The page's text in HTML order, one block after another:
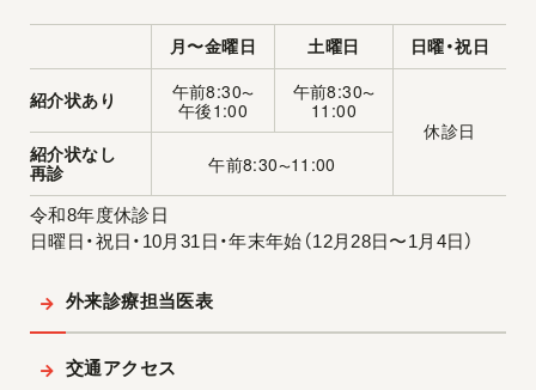
月〜金曜日 土曜日 日曜・祝日
紹介状あり 午前8:30〜
午後1:00
午前8:30〜
11:00
休診日
紹介状なし
再診
午前8:30〜11:00
令和8年度休診日
日曜日・祝日・10月31日・年末年始（12月28日〜1月4日）
外来診療担当医表
交通アクセス